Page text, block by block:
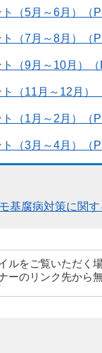
（5月～6月）（
（7月～8月）（
（9月～10月）（
（11月～12月）
（1月～2月）（
（3月～4月）（
基腐病対策に関
ルをご覧いただく
ーのリンク先から